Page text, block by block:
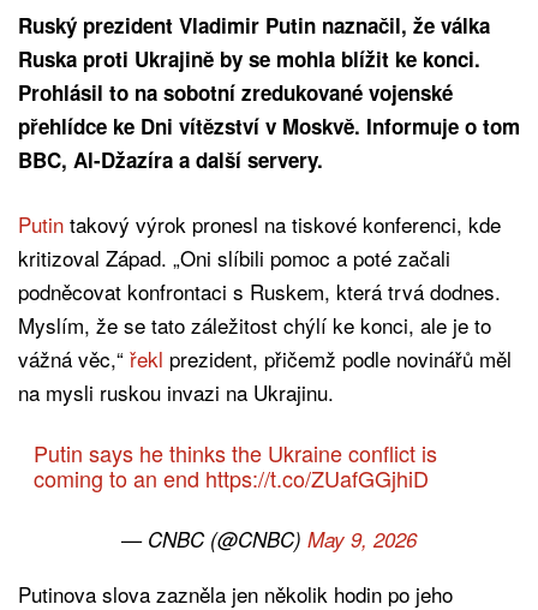
Ruský prezident Vladimir Putin naznačil, že válka
Ruska proti Ukrajině by se mohla blížit ke konci.
Prohlásil to na sobotní zredukované vojenské
přehlídce ke Dni vítězství v Moskvě. Informuje o tom
BBC, Al-Džazíra a další servery.
Putin takový výrok pronesl na tiskové konferenci, kde
kritizoval Západ. „Oni slíbili pomoc a poté začali
podněcovat konfrontaci s Ruskem, která trvá dodnes.
Myslím, že se tato záležitost chýlí ke konci, ale je to
vážná věc,“ řekl prezident, přičemž podle novinářů měl
na mysli ruskou invazi na Ukrajinu.
Putin says he thinks the Ukraine conflict is
coming to an end https://t.co/ZUafGGjhiD
— CNBC (@CNBC) May 9, 2026
Putinova slova zazněla jen několik hodin po jeho